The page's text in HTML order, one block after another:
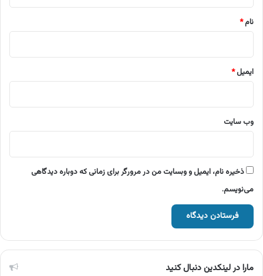
نام*
ایمیل*
وب‌ سایت
ذخیره نام، ایمیل و وبسایت من در مرورگر برای زمانی که دوباره دیدگاهی
می‌نویسم.
مارا در لینکدین دنبال کنید